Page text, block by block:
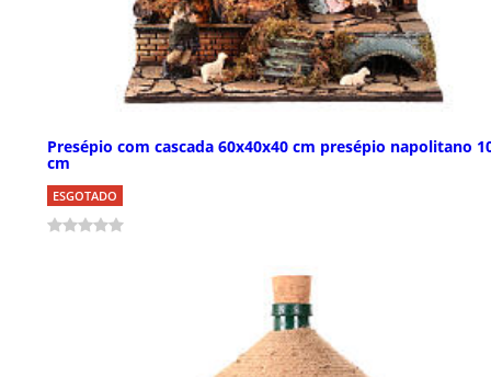
Presépio com cascada 60x40x40 cm presépio napolitano
cm
ESGOTADO